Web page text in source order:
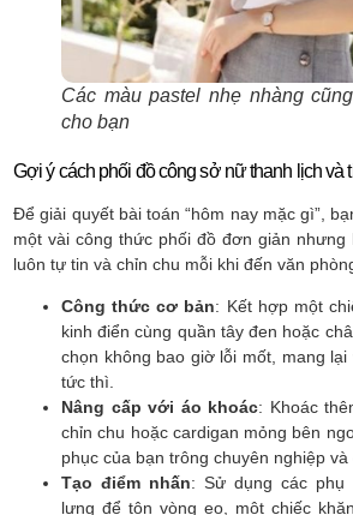
Các màu pastel nhẹ nhàng
cho bạn
Gợi ý cách phối đồ công sở nữ thanh lịch và
Để giải quyết bài toán “hôm nay mặc gì”,
một vài công thức phối đồ đơn giản nhưng
luôn tự tin và chỉn chu mỗi khi đến văn
Công thức cơ bản: Kết hợp một
kinh điển cùng quần tây đen hoặc
chọn không bao giờ lỗi mốt, mang lại
tức thì.
Nâng cấp với áo khoác: Khoác
chỉn chu hoặc cardigan mỏng bên
phục của bạn trông chuyên nghiệp
Tạo điểm nhấn: Sử dụng các phụ
lưng để tôn vòng eo, một chiếc